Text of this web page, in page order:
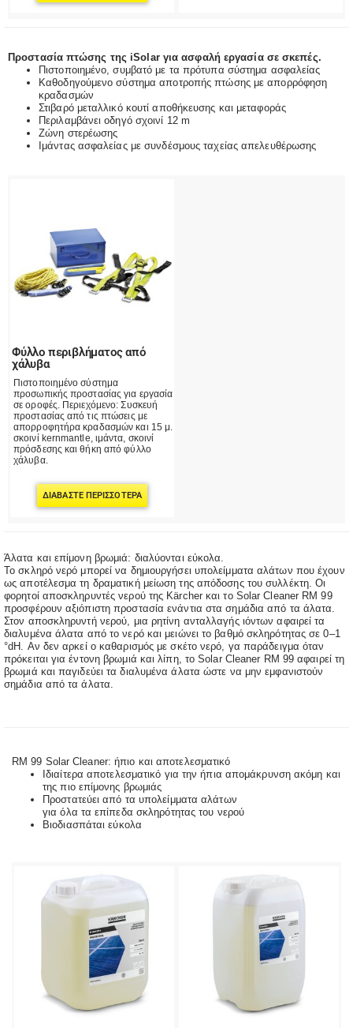
Προστασία πτώσης της iSolar για ασφαλή εργασία σε σκεπές.
Πιστοποιημένο, συμβατό με τα πρότυπα σύστημα ασφαλείας
Καθοδηγούμενο σύστημα αποτροπής πτώσης με απορρόφηση
κραδασμών
Στιβαρό μεταλλικό κουτί αποθήκευσης και μεταφοράς
Περιλαμβάνει οδηγό σχοινί 12 m
Ζώνη στερέωσης
Ιμάντας ασφαλείας με συνδέσμους ταχείας απελευθέρωσης
Φύλλο περιβλήματος από
χάλυβα
Πιστοποιημένο σύστημα
προσωπικής προστασίας για εργασία
σε οροφές. Περιεχόμενο: Συσκευή
προστασίας από τις πτώσεις με
απορροφητήρα κραδασμών και 15 μ.
σκοινί kernmantle, ιμάντα, σκοινί
πρόσδεσης και θήκη από φύλλο
χάλυβα.
ΔΙΑΒΆΣΤΕ ΠΕΡΙΣΣΌΤΕΡΑ
Άλατα και επίμονη βρωμιά: διαλύονται εύκολα.
Το σκληρό νερό μπορεί να δημιουργήσει υπολείμματα αλάτων που έχουν
ως αποτέλεσμα τη δραματική μείωση της απόδοσης του συλλέκτη. Οι
φορητοί αποσκληρυντές νερού της Kärcher και το Solar Cleaner RM 99
προσφέρουν αξιόπιστη προστασία ενάντια στα σημάδια από τα άλατα.
Στον αποσκληρυντή νερού, μια ρητίνη ανταλλαγής ιόντων αφαιρεί τα
διαλυμένα άλατα από το νερό και μειώνει το βαθμό σκληρότητας σε 0–1
°dH. Αν δεν αρκεί ο καθαρισμός με σκέτο νερό, γα παράδειγμα όταν
πρόκειται για έντονη βρωμιά και λίπη, το Solar Cleaner RM 99 αφαιρεί τη
βρωμιά και παγιδεύει τα διαλυμένα άλατα ώστε να μην εμφανιστούν
σημάδια από τα άλατα.
RM 99 Solar Cleaner: ήπιο και αποτελεσματικό
Ιδιαίτερα αποτελεσματικό για την ήπια απομάκρυνση ακόμη και
της πιο επίμονης βρωμιάς
Προστατεύει από τα υπολείμματα αλάτων
για όλα τα επίπεδα σκληρότητας του νερού
Βιοδιασπάται εύκολα